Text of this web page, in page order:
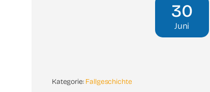
30
Juni
Kategorie: Fallgeschichte